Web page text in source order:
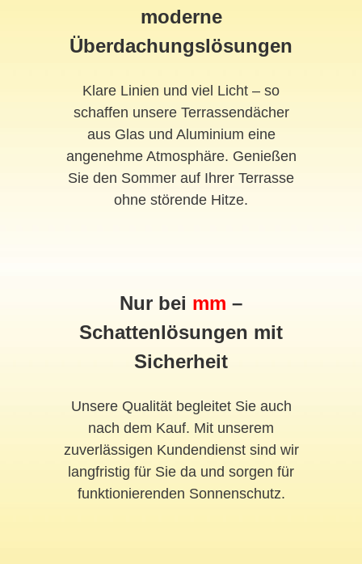
moderne
Überdachungslösungen
Klare Linien und viel Licht – so
schaffen unsere Terrassendächer
aus Glas und Aluminium eine
angenehme Atmosphäre. Genießen
Sie den Sommer auf Ihrer Terrasse
ohne störende Hitze.
Nur bei mm –
Schattenlösungen mit
Sicherheit
Unsere Qualität begleitet Sie auch
nach dem Kauf. Mit unserem
zuverlässigen Kundendienst sind wir
langfristig für Sie da und sorgen für
funktionierenden Sonnenschutz.